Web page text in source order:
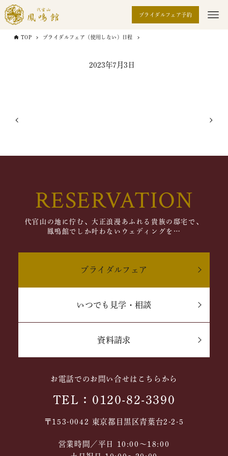
ブライダルフェア予約
TOP ブライダルフェア（使用しない）日程
2023年7月3日
RESERVATION
代官山の地に佇む、大正浪漫あふれる貴族の邸宅で、
鳳鳴館でしか叶わないウェディングを…
ブライダルフェア
いつでも見学・相談
資料請求
お電話でのお問い合せはこちらから
TEL：0120-82-3390
〒153-0042 東京都目黒区青葉台2-2-5
営業時間／平日 10:00～18:00